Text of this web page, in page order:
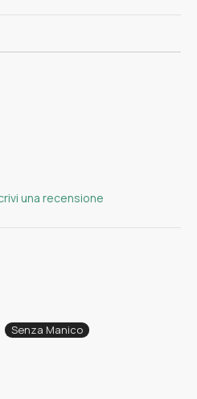
una recensione
Senza Manico